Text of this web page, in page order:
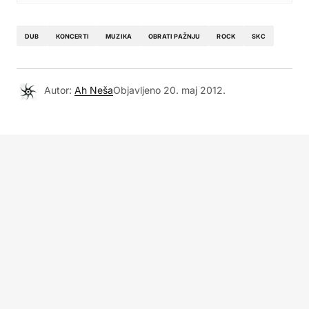
DUB KONCERTI MUZIKA OBRATI PAŽNJU ROCK SKC
Autor: Ah NešaObjavljeno 20. maj 2012.